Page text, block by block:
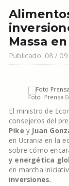
Massa
Publicado: 08 /
Foto: Prensa
El ministro de
consejeros del
Pike y Juan
en Ucrania en la
sobre cómo
y energética
en marcha
inversiones.